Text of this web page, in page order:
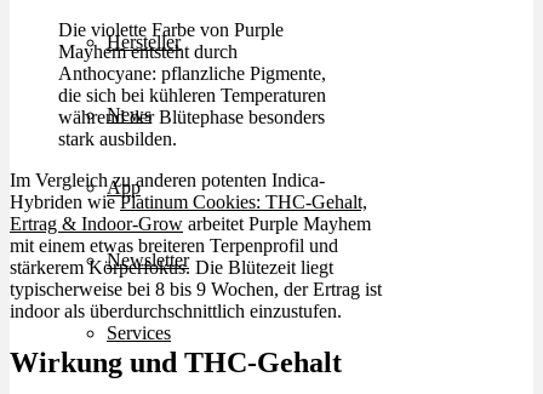
Hersteller
News
App
Newsletter
Services
Die violette Farbe von Purple
Mayhem entsteht durch
Anthocyane: pflanzliche Pigmente,
die sich bei kühleren Temperaturen
während der Blütephase besonders
stark ausbilden.
Im Vergleich zu anderen potenten Indica-
Hybriden wiePlatinum Cookies: THC-Gehalt,
Ertrag & Indoor-Grow arbeitet Purple Mayhem
mit einem etwas breiteren Terpenprofil und
stärkerem Körperfokus. Die Blütezeit liegt
typischerweise bei 8 bis 9 Wochen, der Ertrag ist
indoor als überdurchschnittlich einzustufen.
Wirkung und THC-Gehalt